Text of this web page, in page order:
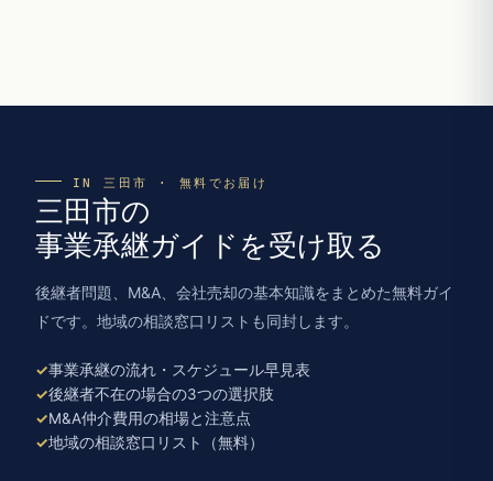
IN 三田市 · 無料でお届け
三田市の
事業承継ガイドを受け取る
後継者問題、M&A、会社売却の基本知識をまとめた無料ガイ
ドです。地域の相談窓口リストも同封します。
事業承継の流れ・スケジュール早見表
後継者不在の場合の3つの選択肢
M&A仲介費用の相場と注意点
地域の相談窓口リスト（無料）